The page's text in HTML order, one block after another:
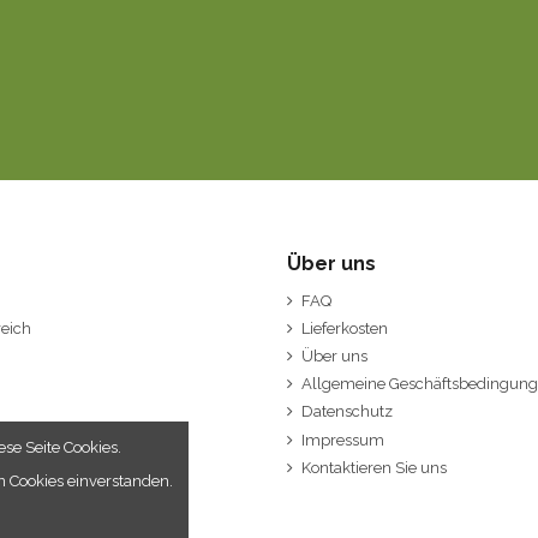
Über uns
FAQ
Lieferkosten
Über uns
Allgemeine
Datenschutz
Impressum
Kontaktieren Sie uns
Seite Cookies.
einverstanden.